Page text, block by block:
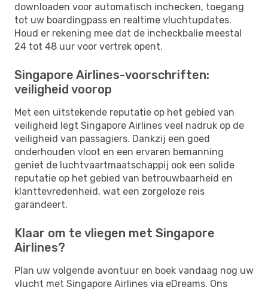
downloaden voor automatisch inchecken, toegang
tot uw boardingpass en realtime vluchtupdates.
Houd er rekening mee dat de incheckbalie meestal
24 tot 48 uur voor vertrek opent.
Singapore Airlines-voorschriften:
veiligheid voorop
Met een uitstekende reputatie op het gebied van
veiligheid legt Singapore Airlines veel nadruk op de
veiligheid van passagiers. Dankzij een goed
onderhouden vloot en een ervaren bemanning
geniet de luchtvaartmaatschappij ook een solide
reputatie op het gebied van betrouwbaarheid en
klanttevredenheid, wat een zorgeloze reis
garandeert.
Klaar om te vliegen met Singapore
Airlines?
Plan uw volgende avontuur en boek vandaag nog uw
vlucht met Singapore Airlines via eDreams. Ons